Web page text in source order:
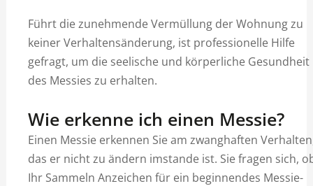
Führt die zunehmende Vermüllung der Wohnung zu
keiner Verhaltensänderung, ist professionelle Hilfe
gefragt, um die seelische und körperliche Gesundheit
des Messies zu erhalten.
Wie erkenne ich einen Messie?
Einen Messie erkennen Sie am zwanghaften
das er nicht zu ändern imstande ist. Sie fragen sich,
Ihr Sammeln Anzeichen für ein beginnendes Messie-